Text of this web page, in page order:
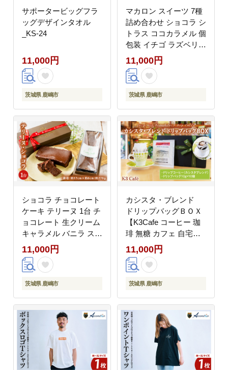
サポータービッグフラ
ッグデザインタオル
_KS-24
11,000円
茨城県 鹿嶋市
マカロン スイーツ 7種
詰め合わせ ショコラ シ
トラス ココカラメル 個
包装 イチゴ ラズベリー
チェリー 焼菓子 焼き菓
子 テオレ トロピック
フリュイルージュ ビス
ウダー ギフト おかし
お菓子 ご褒美 ごほうび
贈答用 贈答 プレゼント
種類 やきがし アフタヌ
ーンティー ふるさと納
税 茨城県 鹿嶋市
11,000円
茨城県 鹿嶋市
ショコラ チョコレート
ケーキ テリーヌ 1台 チ
ョコレート 生クリーム
キャラメル バニラ スイ
ーツ デザート 濃厚 濃
厚チョコレートケーキ
ねっとり ご褒美 ごほう
ギフト 贈り物 ケーキ
Cake ふるさと納税 茨
城県 鹿嶋市
11,000円
茨城県 鹿嶋市
カシスタ・ブレンド
ドリップバッグＢＯＸ
【K3Cafe コーヒー 珈
琲 無糖 カフェ 自宅用
贈答用 ブレンド ブラジ
ル産 コロンビア産 グァ
テマラ産 茨城県 鹿嶋
11,000円
茨城県 鹿嶋市